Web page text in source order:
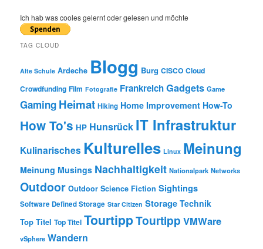
r
c
h
Ich hab was cooles gelernt oder gelesen und möchte
TAG CLOUD
Alte Schule Ardeche Blogg Burg CISCO Cloud
Crowdfunding Film Fotografie FrankreichGadgets Game
Gaming Heimat Hiking Home Improvement How-To
How To's HP Hunsrück IT Infrastruktur
Kulinarisches Kulturelles Linux Meinung
Meinung Musings Nachhaltigkeit Nationalpark Networks
Outdoor Outdoor Science Fiction Sightings
Software Defined Storage Star Citizen Storage Technik
Top Titel Top Titel TourtippTourtipp VMWare
vSphere Wandern